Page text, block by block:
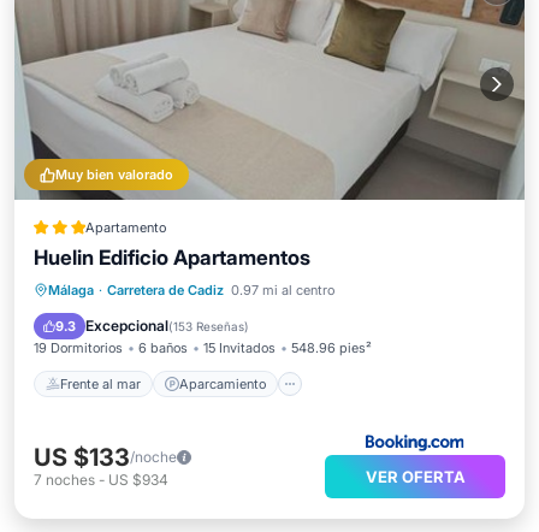
Muy bien valorado
Apartamento
Huelin Edificio Apartamentos
Málaga · Carretera de Cadiz 0.97 mi al centro
9.3 Excepcional(153 Reseñas)
19 Dormitorios 6 baños 15 Invitados 548.96 pies²
Frente al mar Aparcamiento
Frente al mar Aparcamiento
Vista al mar
US $133/noche
7 noches - US $934 VER OFERTA